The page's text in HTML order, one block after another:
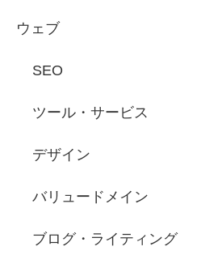
ウェブ
SEO
ツール・サービス
デザイン
バリュードメイン
ブログ・ライティング